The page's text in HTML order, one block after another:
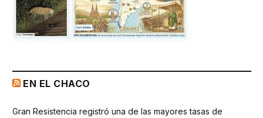
EN EL CHACO
Gran Resistencia registró una de las mayores tasas de